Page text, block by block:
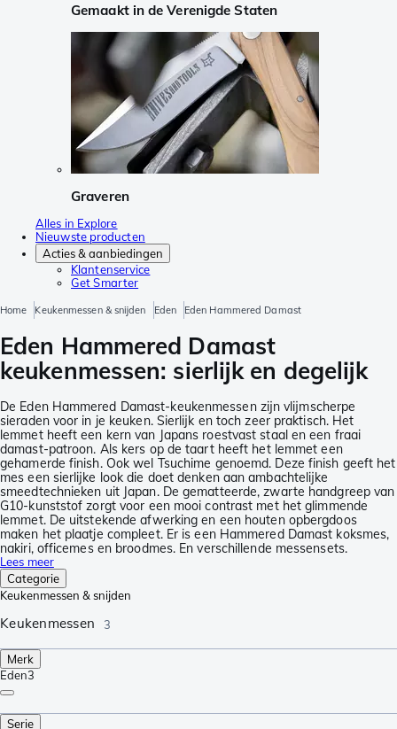
Gemaakt in de Verenigde Staten
Graveren
Alles in Explore
Nieuwste producten
Acties & aanbiedingen
Klantenservice
Get Smarter
Home Keukenmessen & snijden Eden Eden Hammered Damast
Eden Hammered Damast
keukenmessen: sierlijk en degelijk
De Eden Hammered Damast-keukenmessen zijn vlijmscherpe
sieraden voor in je keuken. Sierlijk en toch zeer praktisch. Het
lemmet heeft een kern van Japans roestvast staal en een fraai
damast-patroon. Als kers op de taart heeft het lemmet een
gehamerde finish. Ook wel Tsuchime genoemd. Deze finish geeft het
mes een sierlijke look die doet denken aan ambachtelijke
smeedtechnieken uit Japan. De gematteerde, zwarte handgreep van
G10-kunststof zorgt voor een mooi contrast met het glimmende
lemmet. De uitstekende afwerking en een houten opbergdoos
maken het plaatje compleet. Er is een Hammered Damast koksmes,
nakiri, officemes en broodmes. En verschillende messensets.
Lees meer
Categorie
Keukenmessen & snijden
Keukenmessen 3
Merk
Eden3
Serie